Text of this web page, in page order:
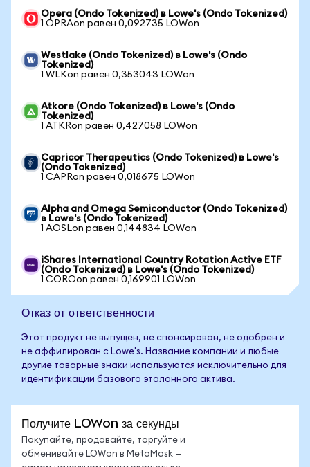
Opera (Ondo Tokenized) в Lowe's (Ondo Tokenized)
1 OPRAon равен 0,092735 LOWon
Westlake (Ondo Tokenized) в Lowe's (Ondo
Tokenized)
1 WLKon равен 0,353043 LOWon
Atkore (Ondo Tokenized) в Lowe's (Ondo
Tokenized)
1 ATKRon равен 0,427058 LOWon
Capricor Therapeutics (Ondo Tokenized) в Lowe's
(Ondo Tokenized)
1 CAPRon равен 0,018675 LOWon
Alpha and Omega Semiconductor (Ondo Tokenized)
в Lowe's (Ondo Tokenized)
1 AOSLon равен 0,144834 LOWon
iShares International Country Rotation Active ETF
(Ondo Tokenized) в Lowe's (Ondo Tokenized)
1 COROon равен 0,169901 LOWon
Отказ от ответственности
Этот продукт не выпущен, не спонсирован, не одобрен и
не аффилирован с Lowe's. Название компании и любые
другие товарные знаки используются исключительно для
идентификации базового эталонного актива.
Получите LOWon за секунды
Покупайте, продавайте, торгуйте и
обменивайте LOWon в MetaMask —